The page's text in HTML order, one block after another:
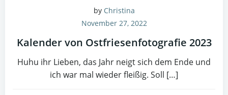
by Christina
November 27, 2022
Kalender von Ostfriesenfotografie 2023
Huhu ihr Lieben, das Jahr neigt sich dem Ende und
ich war mal wieder fleißig. Soll […]